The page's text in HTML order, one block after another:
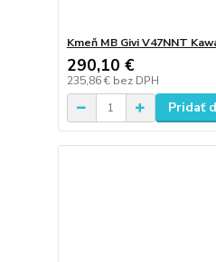
Kmeň MB Givi V47NNT
290,10 €
235,86 € bez DPH
Pridať